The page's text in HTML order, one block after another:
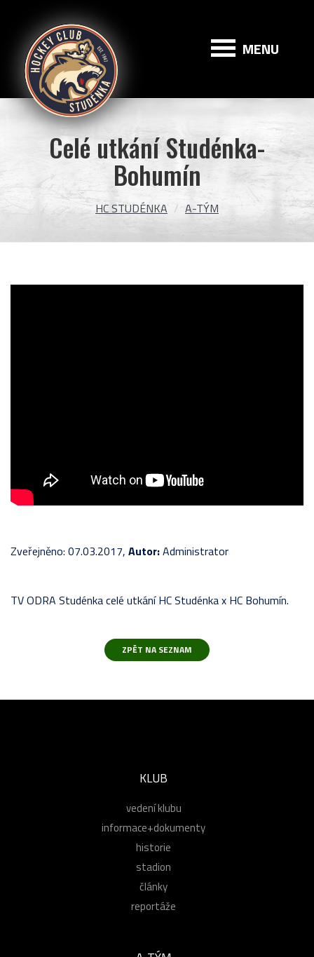
Studénka
MENU
Celé utkání Studénka-
Bohumín
HC STUDÉNKA A-TÝM
Zveřejněno: 07.03.2017, Autor:Administrator
TV ODRA Studénka celé utkání HC Studénka x HC Bohumín.
KLUB
vedení klubu
informace+dokumenty
historie
stadion
články
reportáže